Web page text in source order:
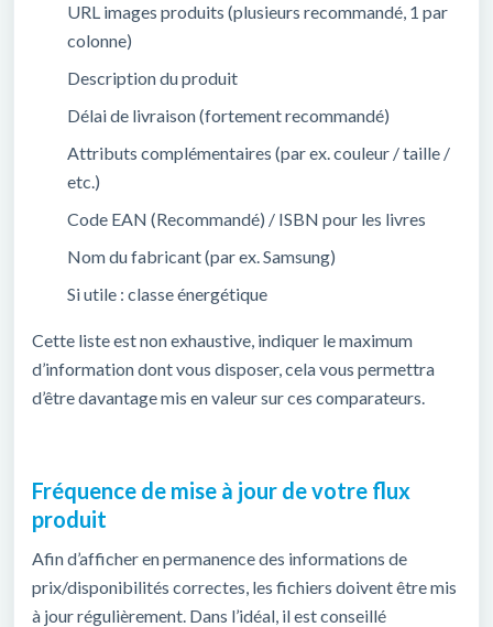
URL images produits (plusieurs recommandé, 1 par
colonne)
Description du produit
Délai de livraison (fortement recommandé)
Attributs complémentaires (par ex. couleur / taille /
etc.)
Code EAN (Recommandé) / ISBN pour les livres
Nom du fabricant (par ex. Samsung)
Si utile : classe énergétique
Cette liste est non exhaustive, indiquer le maximum
d’information dont vous disposer, cela vous permettra
d’être davantage mis en valeur sur ces comparateurs.
Fréquence de mise à jour de votre flux
produit
Afin d’afficher en permanence des informations de
prix/disponibilités correctes, les fichiers doivent être mis
à jour régulièrement. Dans l’idéal, il est conseillé